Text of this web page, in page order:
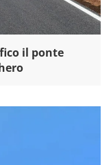
il ponte